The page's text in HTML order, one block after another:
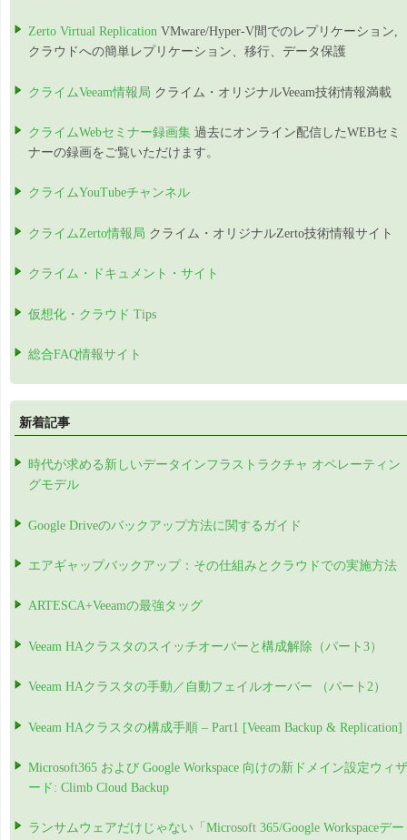
Zerto Virtual Replication VMware/Hyper-V間でのレプリケーション,
クラウドへの簡単レプリケーション、移行、データ保護
クライムVeeam情報局 クライム・オリジナルVeeam技術情報満載
クライムWebセミナー録画集 過去にオンライン配信したWEBセミ
ナーの録画をご覧いただけます。
クライムYouTubeチャンネル
クライムZerto情報局 クライム・オリジナルZerto技術情報サイト
クライム・ドキュメント・サイト
仮想化・クラウド Tips
総合FAQ情報サイト
新着記事
時代が求める新しいデータインフラストラクチャ オペレーティン
グモデル
Google Driveのバックアップ方法に関するガイド
エアギャップバックアップ：その仕組みとクラウドでの実施方法
ARTESCA+Veeamの最強タッグ
Veeam HAクラスタのスイッチオーバーと構成解除（パート3）
Veeam HAクラスタの手動／自動フェイルオーバー （パート2）
Veeam HAクラスタの構成手順 – Part1 [Veeam Backup & Replication]
Microsoft365 および Google Workspace 向けの新ドメイン設定ウィザ
ード: Climb Cloud Backup
ランサムウェアだけじゃない「Microsoft 365/Google Workspaceデー